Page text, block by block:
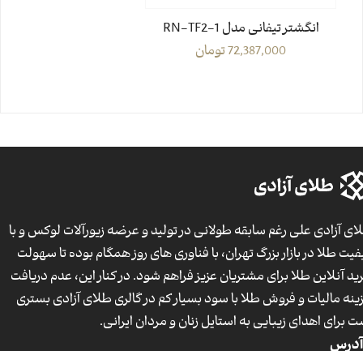
انگشتر تیفانی مدل RN-TF2-1
72,387,000تومان
آزادی علی رغم سابقه طولانی در تولید و عرضه زیورآلات لوکس و با
طلا در بازار بزرگ تهران، با فناوری های روز همگام بوده تا سهولت
آنلاین طلا برای مشتریان عزیز فراهم شود. در کنار این، عدم دریافت
مالیات و فروش طلا با سود بسیار کم در گالری طلای آزادی بستری
برای اهدای زیبایی به استایل زنان و مردان ایرانی.
آدرس